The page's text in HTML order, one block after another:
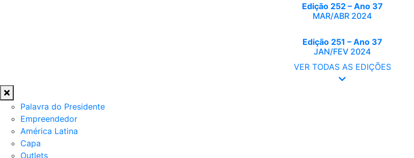
Edição 252 – Ano 37
MAR/ABR 2024
Edição 251 – Ano 37
JAN/FEV 2024
VER TODAS AS EDIÇÕES
Palavra do Presidente
Empreendedor
América Latina
Capa
Outlets